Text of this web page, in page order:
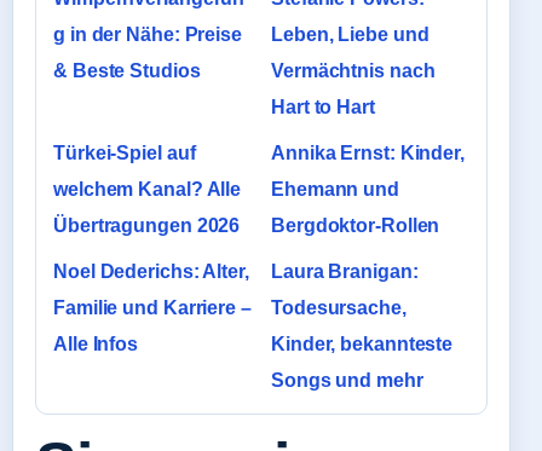
g in der Nähe: Preise
& Beste Studios
Leben, Liebe und
Vermächtnis nach
Hart to Hart
Türkei-Spiel auf
welchem Kanal? Alle
Übertragungen 2026
Annika Ernst: Kinder,
Ehemann und
Bergdoktor-Rollen
Noel Dederichs: Alter,
Familie und Karriere –
Alle Infos
Laura Branigan:
Todesursache,
Kinder, bekannteste
Songs und mehr